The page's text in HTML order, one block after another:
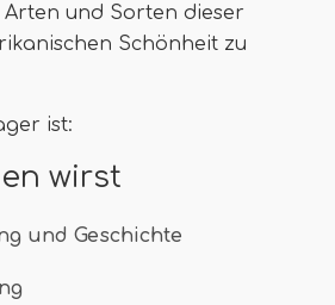
und Sorten dieser
Schönheit zu
ist:
wirst
und Geschichte